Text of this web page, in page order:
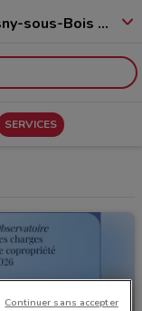
Rosny-sous-Bois - 93110
SERVICES
Continuer sans accepter